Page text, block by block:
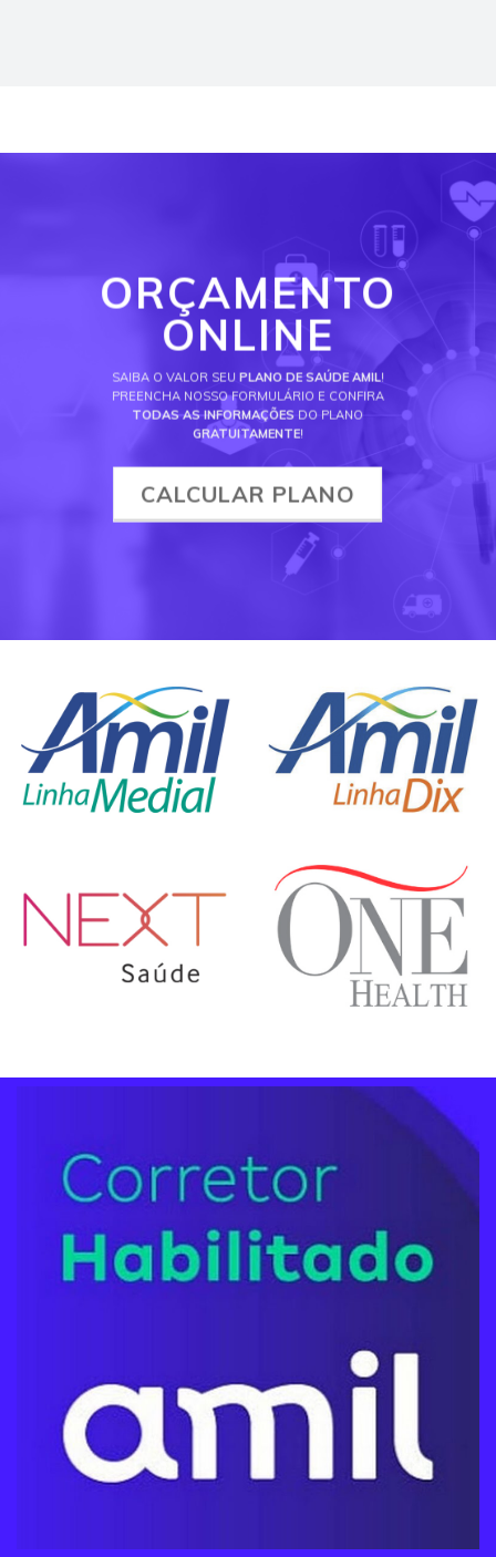
ORÇAMENTO
ONLINE
SAIBA O VALOR SEU PLANO DE SAÚDE AMIL!
PREENCHA NOSSO FORMULÁRIO E CONFIRA
TODAS AS INFORMAÇÕES DO PLANO
GRATUITAMENTE!
CALCULAR PLANO